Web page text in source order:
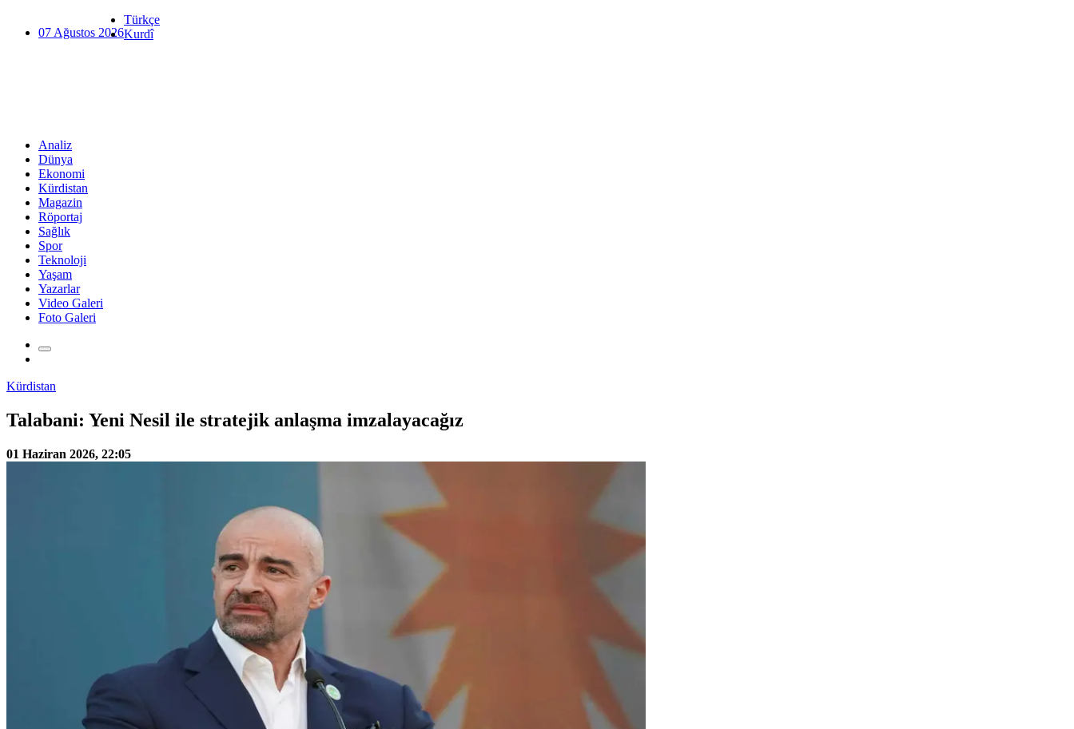
07 Ağustos 2026
Türkçe
Kurdî
Analiz
Dünya
Ekonomi
Kürdistan
Magazin
Röportaj
Sağlık
Spor
Teknoloji
Yaşam
Yazarlar
Video Galeri
Foto Galeri
Kürdistan
Talabani: Yeni Nesil ile stratejik anlaşma imzalayacağız
01 Haziran 2026, 22:05